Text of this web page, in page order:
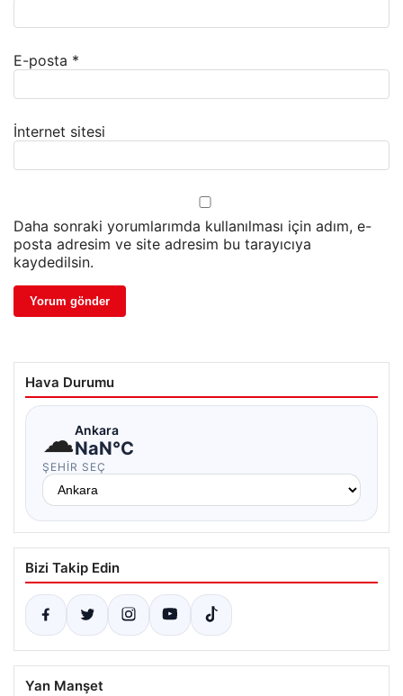
E-posta *
İnternet sitesi
Daha sonraki yorumlarımda kullanılması için adım, e-
posta adresim ve site adresim bu tarayıcıya
kaydedilsin.
Hava Durumu
☁Ankara
NaN°C
ŞEHIR SEÇ
Bizi Takip Edin
Yan Manşet